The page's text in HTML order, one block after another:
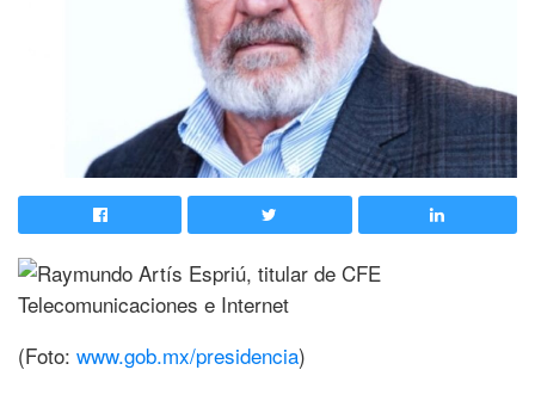
(Foto: www.gob.mx/presidencia)